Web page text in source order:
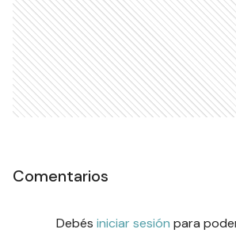
Comentarios
Debés iniciar sesión para